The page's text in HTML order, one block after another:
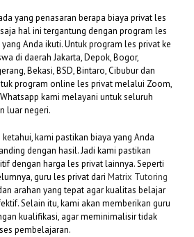
yang penasaran berapa biaya privat les
hal ini tergantung dengan program les
Anda ikuti. Untuk program les privat ke
di daerah Jakarta, Depok, Bogor,
Bekasi, BSD, Bintaro, Cibubur dan
program online les privat melalui Zoom,
kami melayani untuk seluruh
luar negeri.
kami pastikan biaya yang Anda
dengan hasil. Jadi kami pastikan
dengan harga les privat lainnya. Seperti
guru les privat dari Matrix Tutoring
arahan yang tepat agar kualitas belajar
Selain itu, kami akan memberikan guru
kualifikasi, agar meminimalisir tidak
pembelajaran.